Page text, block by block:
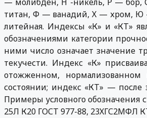
титан, Ф — ванадий, Х — хром,
литейная. Индексы «К» и «КТ»
обозначениями категории
ними число означает значение
текучести. Индекс «К»
отожженном,
состоянии; индекс «КТ» — после
Примеры условного обозначения
25Л К20 ГОСТ 977-88, 23ХГС2МФЛ